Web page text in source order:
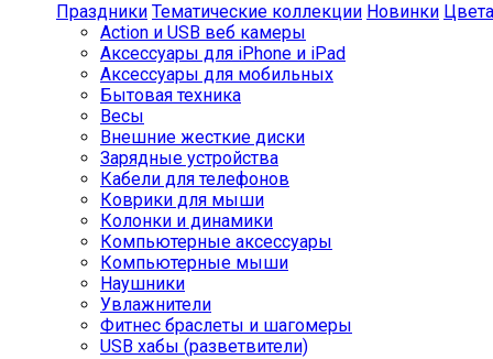
Праздники Тематические коллекции Новинки Цвета
Action и USB веб камеры
Аксессуары для iPhone и iPad
Аксессуары для мобильных
Бытовая техника
Весы
Внешние жесткие диски
Зарядные устройства
Кабели для телефонов
Коврики для мыши
Колонки и динамики
Компьютерные аксессуары
Компьютерные мыши
Наушники
Увлажнители
Фитнес браслеты и шагомеры
USB хабы (разветвители)